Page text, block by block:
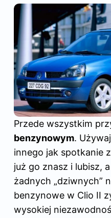
Przede wszystkim
benzynowym.
innego jak spotkanie
już go znasz i lubisz,
żadnych „dziwnych”
benzynowe w Clio II
wysokiej